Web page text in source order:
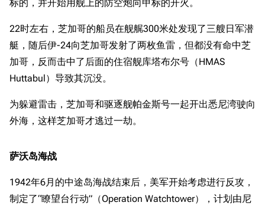
标的，并开始用舰上的防空炮向甲标的开火。
22时左右，芝加哥的船员在舰艉300米处发现了三艘日军潜
艇，随后伊-24向芝加哥发射了两枚鱼雷，但都没有命中芝
加哥，反而击中了后面的住宿舰库塔布尔号（HMAS
Huttabul）导致其沉没。
为躲避雷击，芝加哥和驱逐舰帕金斯号一起开出悉尼湾驶向
外海，这样芝加哥才逃过一劫。
萨沃岛海战
1942年6月的中途岛海战结束后，美军开始考虑进行反攻，
制定了“瞭望台行动”（Operation Watchtower），计划由尼